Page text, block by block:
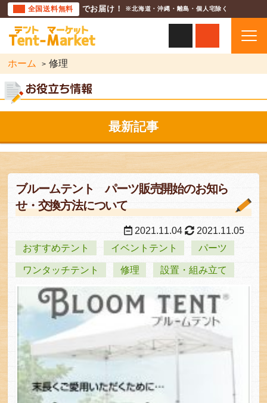
全国送料無料 でお届け！ ※北海道・沖縄・離島・個人宅除く
ホーム 修理
最新記事
ブルームテント パーツ販売開始のお知ら
せ・交換方法について
2021.11.04
2021.11.05
おすすめテント
イベントテント パーツ
ワンタッチテント 修理 設置・組み立て